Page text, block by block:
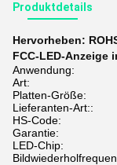
Produktdetails
Hervorheben:
FCC-LED-Anzeige
Anwendung:
Art:
Platten-Größe:
Lieferanten-Art::
HS-Code:
Garantie:
LED-Chip: